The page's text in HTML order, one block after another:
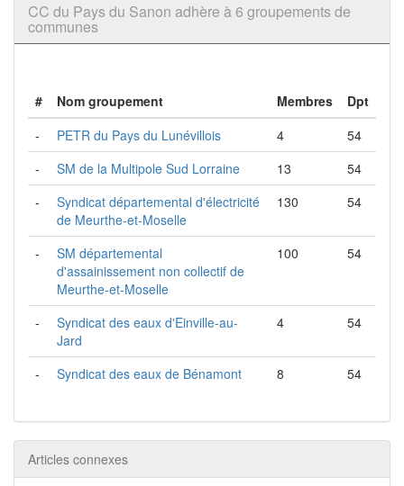
CC du Pays du Sanon adhère à 6 groupements de
communes
# Nom groupement Membres
Dpt
-
PETR du Pays du Lunévillois 4
54
-
SM de la Multipole Sud Lorraine 13
54
-
Syndicat départemental d'électricité
de Meurthe-et-Moselle
130 54
-
SM départemental
d'assainissement non collectif de
Meurthe-et-Moselle
100 54
-
Syndicat des eaux d'Einville-au-
Jard
4 54
- Syndicat des eaux de Bénamont 8 54
Articles connexes